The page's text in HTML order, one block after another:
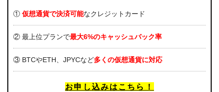
① 仮想通貨で決済可能なクレジットカード
② 最上位プランで最大6%のキャッシュバック率
③ BTCやETH、JPYCなど多くの仮想通貨に対応
お申し込みはこちら！